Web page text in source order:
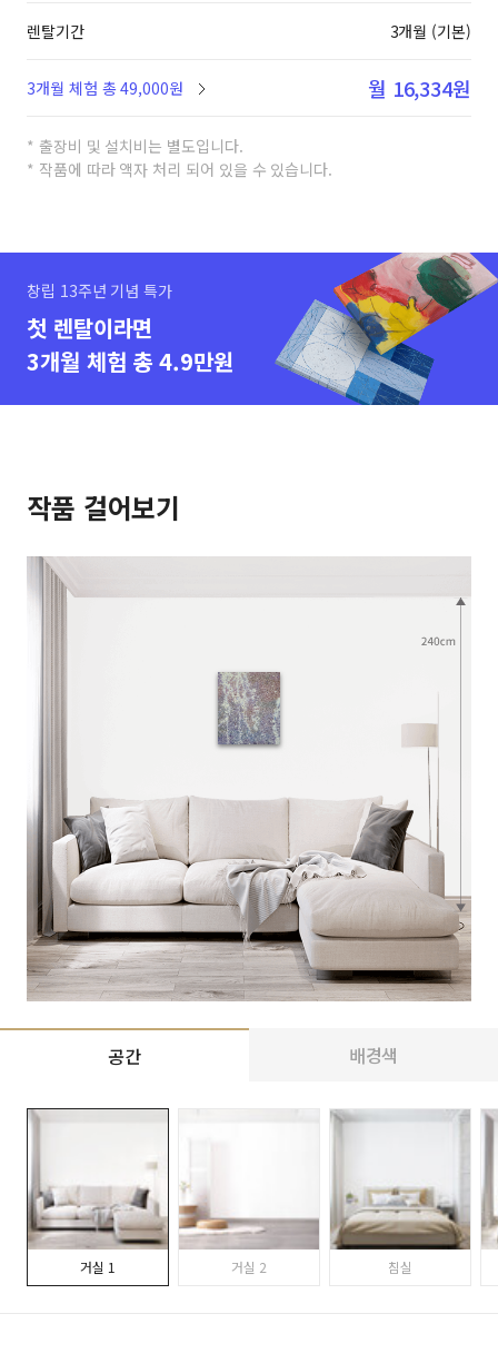
렌탈기간 3개월 (기본)
3개월 체험 총 49,000원 월 16,334원
* 출장비 및 설치비는 별도입니다.
* 작품에 따라 액자 처리 되어 있을 수 있습니다.
창립 13주년 기념 특가
첫 렌탈이라면
3개월 체험 총 4.9만원
작품 걸어보기
공간 배경색
거실 1 거실 2 침실